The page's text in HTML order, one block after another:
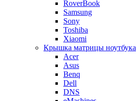
RoverBook
Samsung
Sony
Toshiba
Xiaomi
Крышка матрицы ноутбука
Acer
Asus
Benq
Dell
DNS